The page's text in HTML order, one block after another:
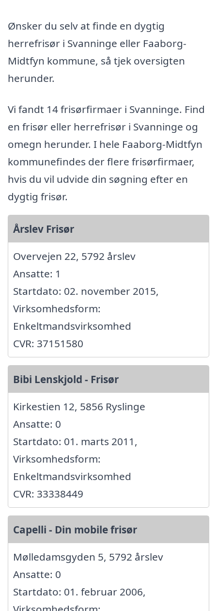
Ønsker du selv at finde en dygtig
herrefrisør i Svanninge eller Faaborg-
Midtfyn kommune, så tjek oversigten
herunder.
Vi fandt 14 frisørfirmaer i Svanninge. Find
en frisør eller herrefrisør i Svanninge og
omegn herunder. I hele Faaborg-Midtfyn
kommunefindes der flere frisørfirmaer,
hvis du vil udvide din søgning efter en
dygtig frisør.
Årslev Frisør
Overvejen 22, 5792 årslev
Ansatte: 1
Startdato: 02. november 2015,
Virksomhedsform:
Enkeltmandsvirksomhed
CVR: 37151580
Bibi Lenskjold - Frisør
Kirkestien 12, 5856 Ryslinge
Ansatte: 0
Startdato: 01. marts 2011,
Virksomhedsform:
Enkeltmandsvirksomhed
CVR: 33338449
Capelli - Din mobile frisør
Mølledamsgyden 5, 5792 årslev
Ansatte: 0
Startdato: 01. februar 2006,